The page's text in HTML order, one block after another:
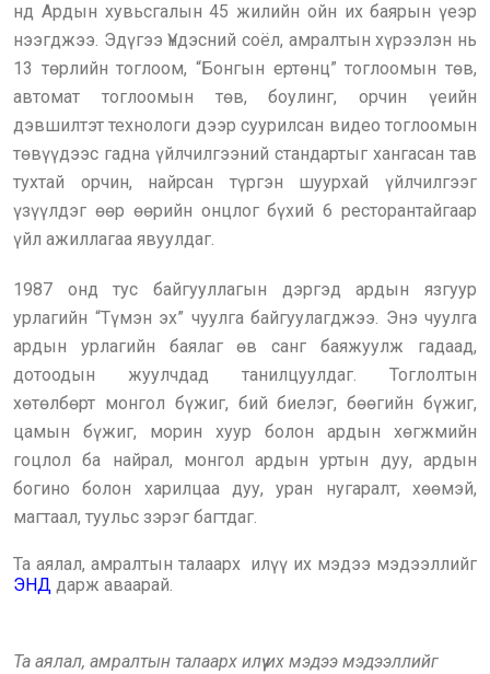
нд Ардын хувьсгалын 45 жилийн ойн их баярын үеэр
нээгджээ. Эдүгээ Үндэсний соёл, амралтын хүрээлэн нь
13 төрлийн тоглоом, “Бонгын ертөнц” тоглоомын төв,
автомат тоглоомын төв, боулинг, орчин үеийн
дэвшилтэт технологи дээр суурилсан видео тоглоомын
төвүүдээс гадна үйлчилгээний стандартыг хангасан тав
тухтай орчин, найрсан түргэн шуурхай үйлчилгээг
үзүүлдэг өөр өөрийн онцлог бүхий 6 ресторантайгаар
үйл ажиллагаа явуулдаг.
1987 онд тус байгууллагын дэргэд ардын язгуур
урлагийн “Түмэн эх” чуулга байгуулагджээ. Энэ чуулга
ардын урлагийн баялаг өв санг баяжуулж гадаад,
дотоодын жуулчдад танилцуулдаг. Тоглолтын
хөтөлбөрт монгол бүжиг, бий биелэг, бөөгийн бүжиг,
цамын бүжиг, морин хуур болон ардын хөгжмийн
гоцлол ба найрал, монгол ардын уртын дуу, ардын
богино болон харилцаа дуу, уран нугаралт, хөөмэй,
магтаал, туульс зэрэг багтдаг.
Та аялал, амралтын талаарх илүү их мэдээ мэдээллийг
ЭНД дарж аваарай.
Та аялал, амралтын талаарх илүү их мэдээ мэдээллийг